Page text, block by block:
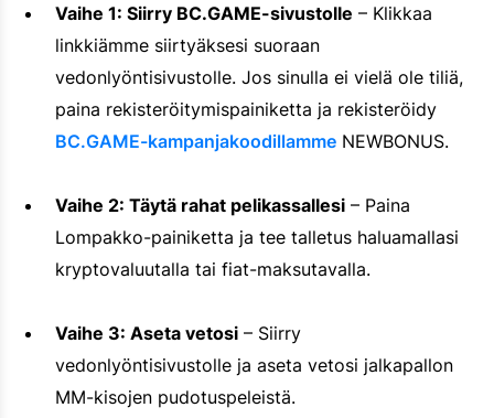
Vaihe 1: Siirry BC.GAME-sivustolle – Klikkaa
linkkiämme siirtyäksesi suoraan
vedonlyöntisivustolle. Jos sinulla ei vielä ole tiliä,
paina rekisteröitymispainiketta ja rekisteröidy
BC.GAME-kampanjakoodillamme NEWBONUS.
Vaihe 2: Täytä rahat pelikassallesi – Paina
Lompakko-painiketta ja tee talletus haluamallasi
kryptovaluutalla tai fiat-maksutavalla.
Vaihe 3: Aseta vetosi – Siirry
vedonlyöntisivustolle ja aseta vetosi jalkapallon
MM-kisojen pudotuspeleistä.